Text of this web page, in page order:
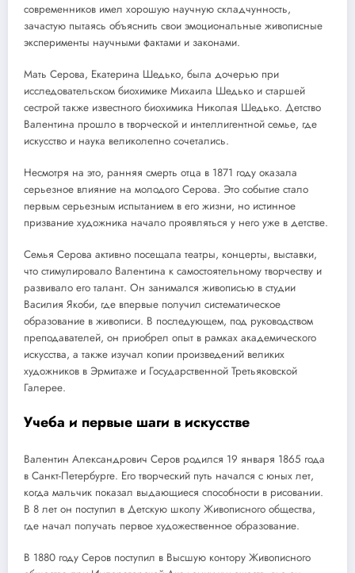
современников имел хорошую научную складчунность,
зачастую пытаясь объяснить свои эмоциональные живописные
эксперименты научными фактами и законами.
Мать Серова, Екатерина Шедько, была дочерью при
исследовательском биохимике Михаила Шедько и старшей
сестрой также известного биохимика Николая Шедько. Детство
Валентина прошло в творческой и интеллигентной семье, где
искусство и наука великолепно сочетались.
Несмотря на это, ранняя смерть отца в 1871 году оказала
серьезное влияние на молодого Серова. Это событие стало
первым серьезным испытанием в его жизни, но истинное
призвание художника начало проявляться у него уже в детстве.
Семья Серова активно посещала театры, концерты, выставки,
что стимулировало Валентина к самостоятельному творчеству и
развивало его талант. Он занимался живописью в студии
Василия Якоби, где впервые получил систематическое
образование в живописи. В последующем, под руководством
преподавателей, он приобрел опыт в рамках академического
искусства, а также изучал копии произведений великих
художников в Эрмитаже и Государственной Третьяковской
Галерее.
Учеба и первые шаги в искусстве
Валентин Александрович Серов родился 19 января 1865 года
в Санкт-Петербурге. Его творческий путь начался с юных лет,
когда мальчик показал выдающиеся способности в рисовании.
В 8 лет он поступил в Детскую школу Живописного общества,
где начал получать первое художественное образование.
В 1880 году Серов поступил в Высшую контору Живописного